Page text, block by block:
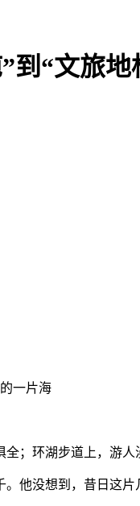
到“文旅
一片海
环湖步道上，游人
没想到，昔日这片